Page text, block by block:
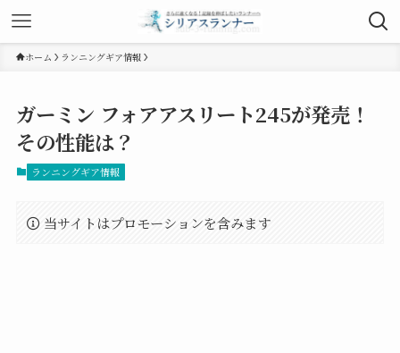
ホーム ランニングギア情報
ガーミン フォアアスリート245が発売！
その性能は？
ランニングギア情報
当サイトはプロモーションを含みます